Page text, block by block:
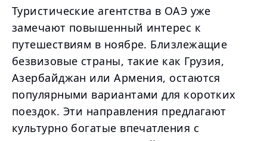
Туристические агентства в ОАЭ уже
замечают повышенный интерес к
путешествиям в ноябре. Близлежащие
безвизовые страны, такие как Грузия,
Азербайджан или Армения, остаются
популярными вариантами для коротких
поездок. Эти направления предлагают
культурно богатые впечатления с